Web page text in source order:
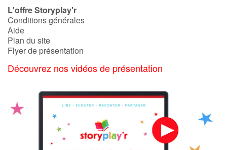
Autour du monde
Apprentissage
Art, espace, activité
En famille
Quotidien et loisirs
L'offre Storyplay'r
Conditions générales
Aide
Plan du site
Flyer de présentation
Découvrez nos vidéos de présentation